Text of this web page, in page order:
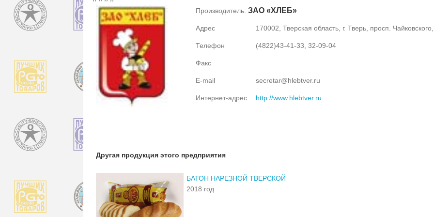
Производитель: ЗАО «ХЛЕБ»
Адрес 170002, Тверская область, г. Тверь, просп.
Телефон (4822)43-41-33, 32-09-04
Факс
E-mail secretar@hlebtver.ru
Интернет-адрес http://www.hlebtver.ru
Другая продукция этого предприятия
БАТОН НАРЕЗНОЙ ТВЕРСКОЙ
2018 год